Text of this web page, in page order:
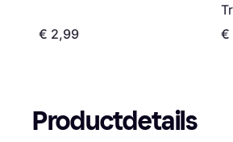
€ 2,99
€
Productdetails